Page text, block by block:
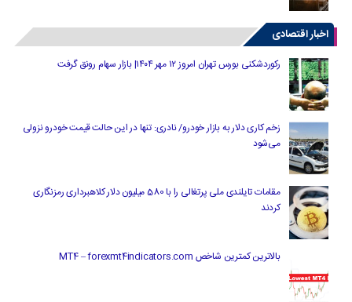
اخبار اقتصادی
رکوردشکنی بورس تهران امروز ۱۲ مهر ۱۴۰۴| بازار سهام رونق گرفت
زخم کاری دلار به بازار خودرو/ نادری: تنها در این حالت قیمت خودرو نزولی
می‌شود
مقامات تایلندی ملی پرتغالی را با 580 میلیون دلار کلاهبرداری رمزنگاری
کردند
بالاترین کمترین شاخص MT4 – forexmt4indicators.com